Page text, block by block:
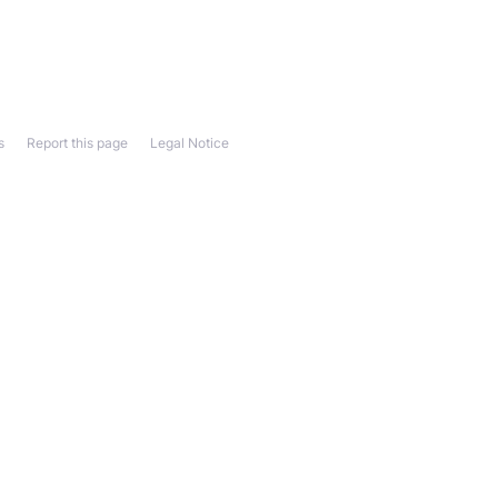
Legal Notice
Report this page